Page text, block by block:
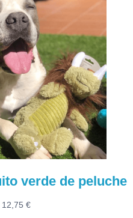
hasta
tiene
múltiples
variantes.
Las
opciones
se
pueden
elegir
en
la
página
de
verde de peluche
12,75 €